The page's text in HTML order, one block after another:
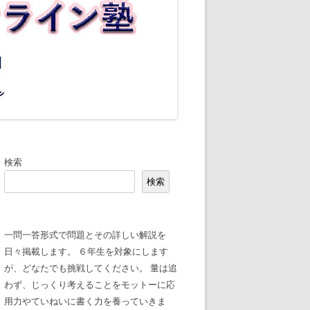
検索
検索
一問一答形式で問題とその詳しい解説を
日々掲載します。 ６年生を対象にします
が、どなたでも挑戦してください。 量は追
わず、じっくり考えることをモットーに応
用力やていねいに書く力を養っていきま